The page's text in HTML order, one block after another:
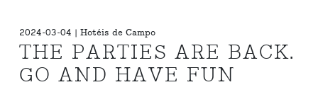
2024-03-04 | Hotéis de Campo
THE PARTIES ARE BACK.
GO AND HAVE FUN